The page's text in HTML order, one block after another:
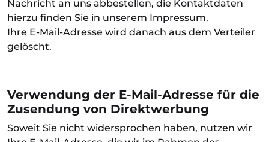
Nachricht an uns abbestellen, die Kontaktdaten
hierzu finden Sie in unserem Impressum.
Ihre E-Mail-Adresse wird danach aus dem Verteiler
gelöscht.
Verwendung der E-Mail-Adresse für die
Zusendung von Direktwerbung
Soweit Sie nicht widersprochen haben, nutzen wir